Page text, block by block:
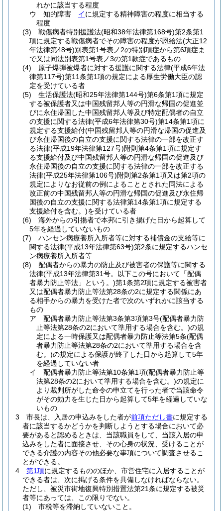
れかに該当する程度
ウ
知的障害 イに規定する精神障害の程度に相当する
程度
(3)
戦傷病者特別援護法(昭和38年法律第168号)第2条第1
項に規定する戦傷病者でその障害の程度が恩給法(大正12
年法律第48号)別表第1号表ノ2の特別項症から第6項症ま
で又は同法別表第1号表ノ3の第1款症であるもの
(4)
原子爆弾被爆者に対する援護に関する法律(平成6年法
律第117号)第11条第1項の規定による厚生労働大臣の認
定を受けている者
(5)
生活保護法(昭和25年法律第144号)第6条第1項に規定
する被保護者又は中国残留邦人等の円滑な帰国の促進並
びに永住帰国した中国残留邦人等及び特定配偶者の自立
の支援に関する法律(平成6年法律第30号)第14条第1項に
規定する支援給付(中国残留邦人等の円滑な帰国の促進及
び永住帰国後の自立の支援に関する法律の一部を改正す
る法律(平成19年法律第127号)附則第4条第1項に規定す
る支援給付及び中国残留邦人等の円滑な帰国の促進及び
永住帰国後の自立の支援に関する法律の一部を改正する
法律(平成25年法律第106号)附則第2条第1項又は第2項の
規定によりなお従前の例によることとされた同法による
改正前の中国残留邦人等の円滑な帰国の促進及び永住帰
国後の自立の支援に関する法律第14条第1項に規定する
支援給付を含む。)を受けている者
(6)
海外からの引揚者で本邦に引き揚げた日から起算して
5年を経過していないもの
(7)
ハンセン病療養所入所者等に対する補償金の支給等に
関する法律(平成13年法律第63号)第2条に規定するハンセ
ン病療養所入所者等
(8)
配偶者からの暴力の防止及び被害者の保護等に関する
法律(平成13年法律第31号。以下この号において「配偶
者暴力防止等法」という。)第1条第2項に規定する被害者
又は配偶者暴力防止等法第28条の2に規定する関係にあ
る相手からの暴力を受けた者で次のいずれかに該当する
もの
ア
配偶者暴力防止等法第3条第3項第3号(配偶者暴力防
止等法第28条の2において準用する場合を含む。)の規
定による一時保護又は配偶者暴力防止等法第5条(配偶
者暴力防止等法第28条の2において準用する場合を含
む。)の規定による保護が終了した日から起算して5年
を経過していない者
イ
配偶者暴力防止等法第10条第1項(配偶者暴力防止等
法第28条の2において準用する場合を含む。)の規定に
より裁判所がした命令の申立てを行った者で当該命令
がその効力を生じた日から起算して5年を経過していな
いもの
3
市長は、入居の申込みをした者が前項ただし書に規定する
者に該当するかどうかを判断しようとする場合において必
要があると認めるときは、当該職員をして、当該入居の申
込みをした者に面接させ、その心身の状況、受けることが
できる介護の内容その他必要な事項について調査させるこ
とができる。
4
第1項に規定するもののほか、市営住宅に入居することが
できる者は、次に掲げる条件を具備しなければならない。
ただし、被災市街地復興特別措置法第21条に規定する被災
者等にあっては、この限りでない。
(1)
市税等を滞納していないこと。